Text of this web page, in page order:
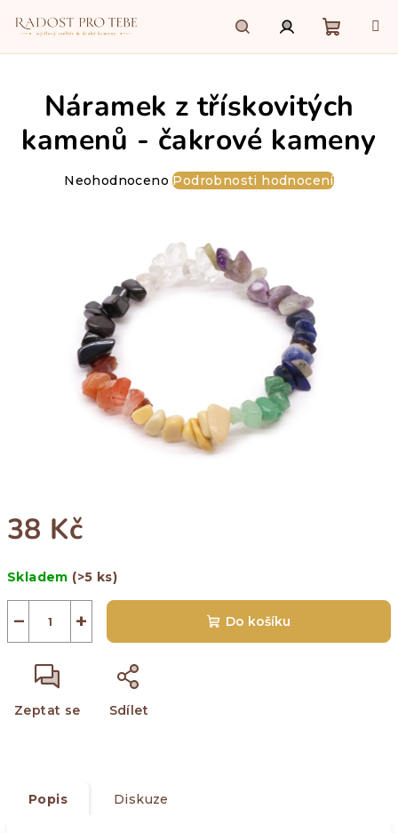
HledatPřihlášení
košík
38 Kč
cena:
Skladem (>5 ks)
+
− Do košíku
Zeptat se Sdílet
Náramek z třískovitých
kamenů - čakrové kameny
Průměrné
hvězdiček.
Neohodnoceno Podrobnosti hodnocení
Popis Diskuze